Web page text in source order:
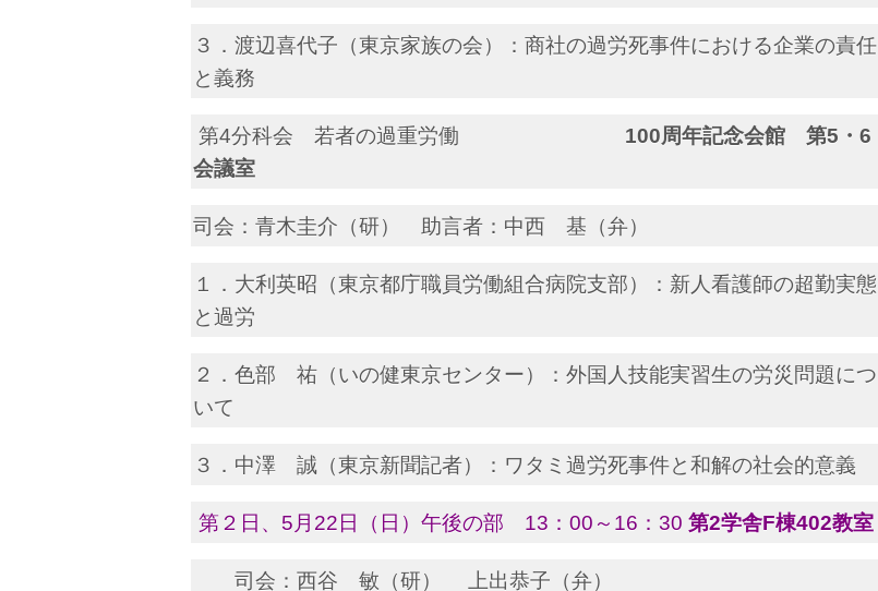
３．渡辺喜代子（東京家族の会）：商社の過労死事件における企業の責任
と義務
第4分科会 若者の過重労働 100周年記念会館 第5・6
会議室
司会：青木圭介（研） 助言者：中西 基（弁）
１．大利英昭（東京都庁職員労働組合病院支部）：新人看護師の超勤実態
と過労
２．色部 祐（いの健東京センター）：外国人技能実習生の労災問題につ
いて
３．中澤 誠（東京新聞記者）：ワタミ過労死事件と和解の社会的意義
第２日、5月22日（日）午後の部 13：00～16：30 第2学舎F棟402教室
司会：西谷 敏（研） 上出恭子（弁）